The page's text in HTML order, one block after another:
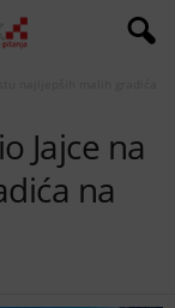
Jajce na
na